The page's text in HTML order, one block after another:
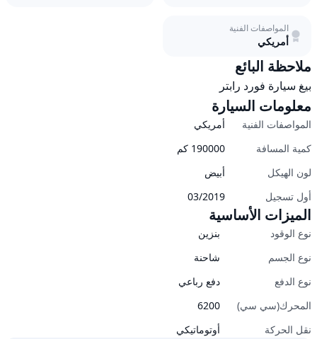
المواصفات الفنية
أمريكي
ملاحظة البائع
بيغ سيارة فورد رابتر
معلومات السيارة
المواصفات الفنية
أمريكي
كمية المسافة
190000 كم
لون الهيكل
أبيض
أول تسجيل
03/2019
الميزات الأساسية
نوع الوقود
بنزين
نوع الجسم
شاحنة
نوع الدفع
دفع رباعي
المحرك(سي سي)
6200
نقل الحركة
أوتوماتيكي